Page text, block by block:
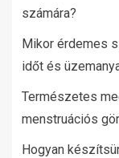
számára?
Mikor érdemes
időt és
Természetes
menstruációs
Hogyan